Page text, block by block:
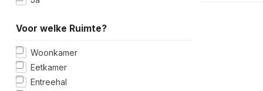
Voor welke Ruimte?
Woonkamer
Eetkamer
Entreehal